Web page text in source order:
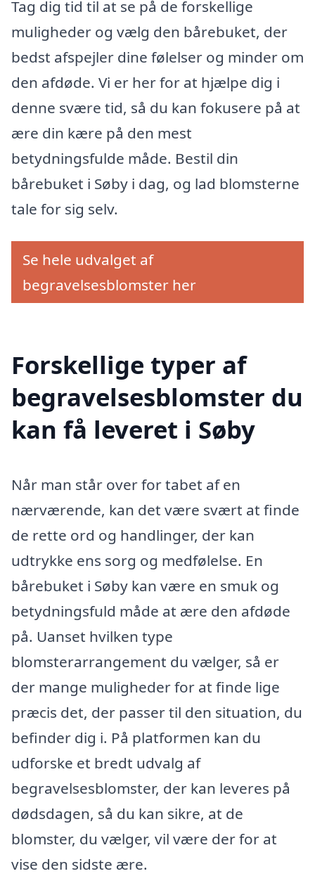
Tag dig tid til at se på de forskellige
muligheder og vælg den bårebuket, der
bedst afspejler dine følelser og minder om
den afdøde. Vi er her for at hjælpe dig i
denne svære tid, så du kan fokusere på at
ære din kære på den mest
betydningsfulde måde. Bestil din
bårebuket i Søby i dag, og lad blomsterne
tale for sig selv.
Se hele udvalget af
begravelsesblomster her
Forskellige typer af
begravelsesblomster du
kan få leveret i Søby
Når man står over for tabet af en
nærværende, kan det være svært at finde
de rette ord og handlinger, der kan
udtrykke ens sorg og medfølelse. En
bårebuket i Søby kan være en smuk og
betydningsfuld måde at ære den afdøde
på. Uanset hvilken type
blomsterarrangement du vælger, så er
der mange muligheder for at finde lige
præcis det, der passer til den situation, du
befinder dig i. På platformen kan du
udforske et bredt udvalg af
begravelsesblomster, der kan leveres på
dødsdagen, så du kan sikre, at de
blomster, du vælger, vil være der for at
vise den sidste ære.